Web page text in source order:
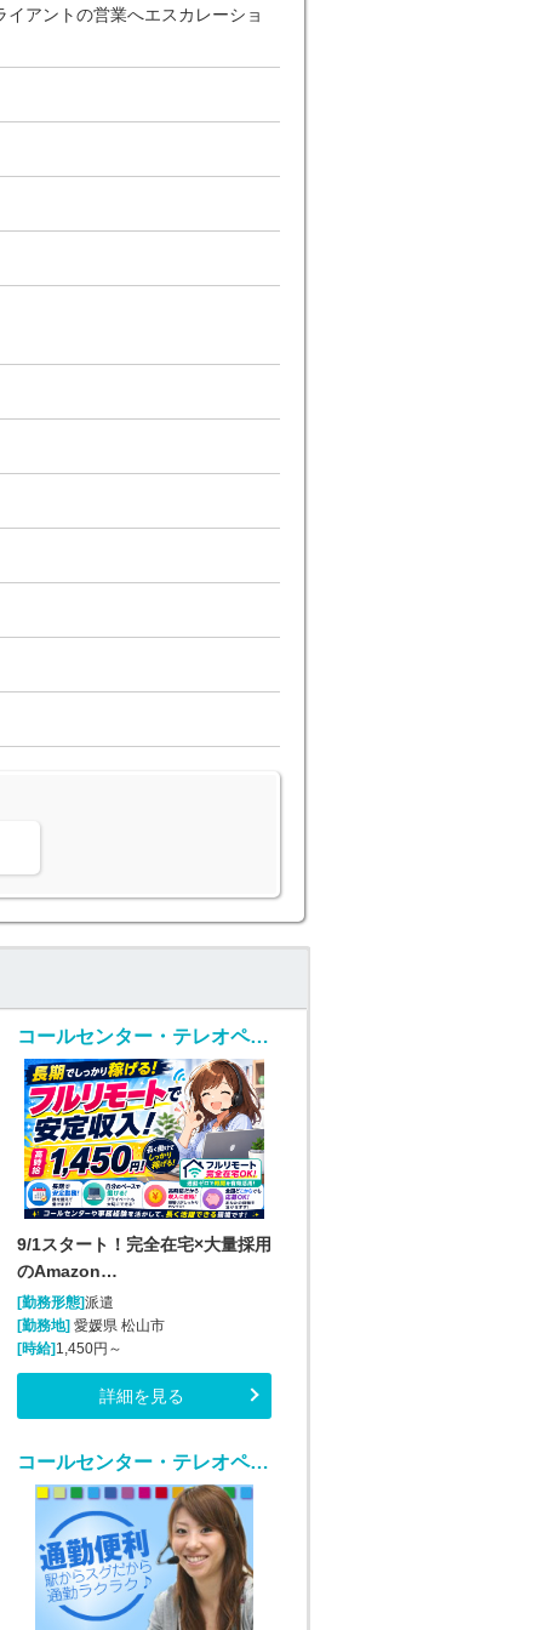
アントの営業へエスカレーショ
コールセンター・テレオペ（受信）(フルリモート通販コールセンター受信)
9/1スタート！完全在宅×大量採用
のAmazon…
[勤務形態]派遣
[勤務地] 愛媛県 松山市
[時給] 1,450円～
詳細を見る
コールセンター・テレオペ（発信）(健康食品通販のカスタマーサポート)